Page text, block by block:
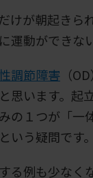
けが朝起きら
運動ができな
調節障害 （
思います。起
の１つが「一
いう疑問です。
る例も少なく